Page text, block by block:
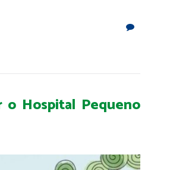
o Hospital Pequeno